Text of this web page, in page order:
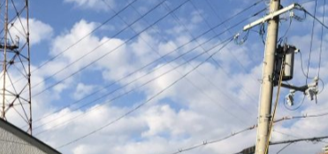
施工しています。